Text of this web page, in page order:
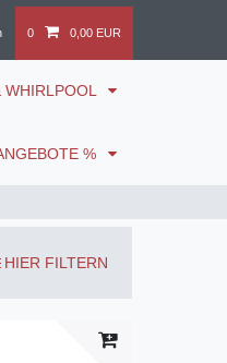
0 0,00 EUR
WHIRLPOOL
%
HIER FILTERN